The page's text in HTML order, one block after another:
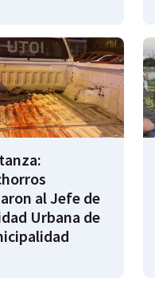
al Jefe de
Urbana de